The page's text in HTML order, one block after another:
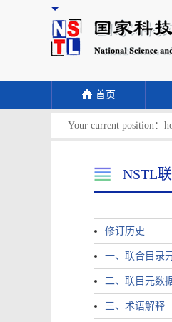
首页
Your current position：
NSTL
修订历史
一、联合目录
二、联目元数
三、术语解释